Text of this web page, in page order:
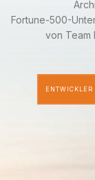
Fortune-500-
von Team